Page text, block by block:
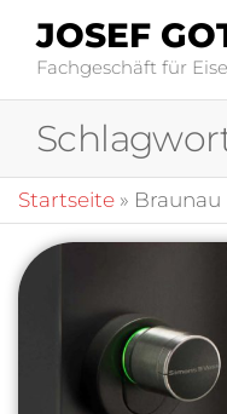
JOSEF
Fachgeschäft für
Startseite » Braunau